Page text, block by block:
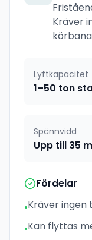
Kräver
Lyftkapacitet
1–50 ton
Spännvidd
Upp till 35 m
Fördelar
•Kräver ingen
•Kan flyttas